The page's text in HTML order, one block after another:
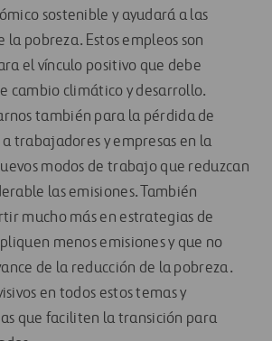
sostenible y ayudará a las
la pobreza. Estos empleos son
el vínculo positivo que debe
cambio climático y desarrollo.
también para la pérdida de
trabajadores y empresas en la
modos de trabajo que reduzcan
las emisiones. También
mucho más en estrategias de
menos emisiones y que no
de la reducción de la pobreza.
en todos estos temas y
que faciliten la transición para